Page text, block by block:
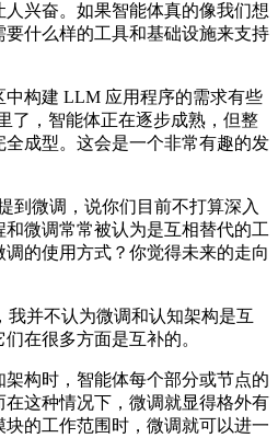
兴奋。如果智能体真的像我们想
什么样的工具和基础设施来支持
构建 LLM 应用程序的需求有些
了，智能体正在逐步成熟，但整
成型。这会是一个非常有趣的发
微调，说你们目前不打算深入
微调常常被认为是互相替代的工
的使用方式？你觉得未来的走向
并不认为微调和认知架构是互
在很多方面是互补的。
构时，智能体每个部分或节点的
这种情况下，微调就显得格外有
的工作范围时，微调就可以进一